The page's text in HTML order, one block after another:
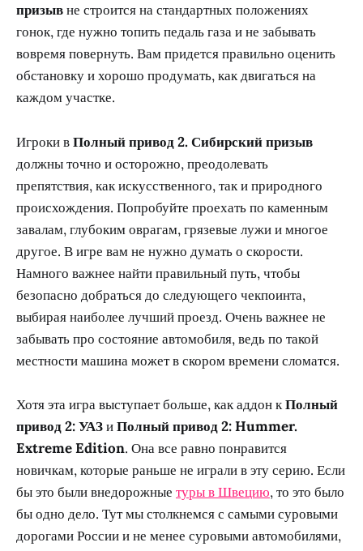
призывне строится на стандартных положениях
гонок, где нужно топить педаль газа и не забывать
вовремя повернуть. Вам придется правильно оценить
обстановку и хорошо продумать, как двигаться на
каждом участке.
Игроки вПолный привод 2. Сибирский призыв
должны точно и осторожно, преодолевать
препятствия, как искусственного, так и природного
происхождения. Попробуйте проехать по каменным
завалам, глубоким оврагам, грязевые лужи и многое
другое. В игре вам не нужно думать о скорости.
Намного важнее найти правильный путь, чтобы
безопасно добраться до следующего чекпоинта,
выбирая наиболее лучший проезд. Очень важнее не
забывать про состояние автомобиля, ведь по такой
местности машина может в скором времени сломатся.
Хотя эта игра выступает больше, как аддон кПолный
привод 2: УАЗиПолный привод 2: Hummer.
Extreme Edition. Она все равно понравится
новичкам, которые раньше не играли в эту серию. Если
бы это были внедорожные туры в Швецию, то это было
бы одно дело. Тут мы столкнемся с самыми суровыми
дорогами России и не менее суровыми автомобилями,